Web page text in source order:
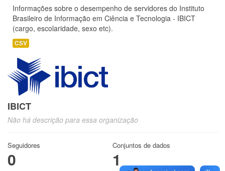
Informações sobre o desempenho de servidores do Instituto
Brasileiro de Informação em Ciência e Tecnologia - IBICT
(cargo, escolaridade, sexo etc).
CSV
IBICT
Não há descrição para essa organização
Seguidores
0
Conjuntos de dados
1